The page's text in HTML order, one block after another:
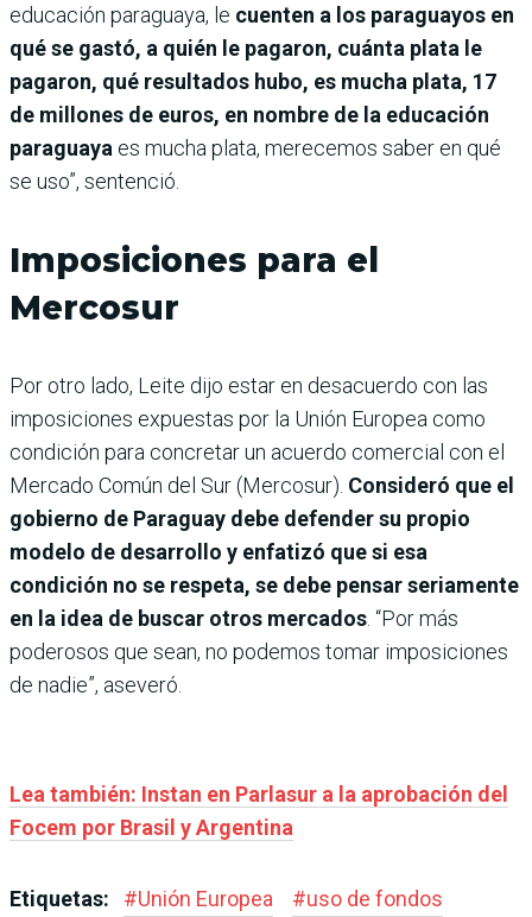
educación paraguaya, le cuenten a los paraguayos en
qué se gastó, a quién le pagaron, cuánta plata le
pagaron, qué resultados hubo, es mucha plata, 17
de millones de euros, en nombre de la educación
paraguaya es mucha plata, merecemos saber en qué
se uso”, sentenció.
Imposiciones para el
Mercosur
Por otro lado, Leite dijo estar en desacuerdo con las
imposiciones expuestas por la Unión Europea como
condición para concretar un acuerdo comercial con el
Mercado Común del Sur (Mercosur). Consideró que el
gobierno de Paraguay debe defender su propio
modelo de desarrollo y enfatizó que si esa
condición no se respeta, se debe pensar seriamente
en la idea de buscar otros mercados . “Por más
poderosos que sean, no podemos tomar imposiciones
de nadie”, aseveró.
Lea también: Instan en Parlasur a la aprobación del
Focem por Brasil y Argentina
Etiquetas: #Unión Europea #uso de fondos